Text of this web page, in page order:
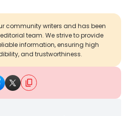
community writers and has been
team. We strive to provide
information, ensuring high
and trustworthiness.